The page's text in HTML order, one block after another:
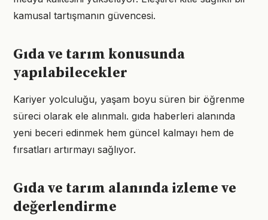
kamusal tartışmanın güvencesi.
Gıda ve tarım konusunda
yapılabilecekler
Kariyer yolculuğu, yaşam boyu süren bir öğrenme
süreci olarak ele alınmalı. gıda haberleri alanında
yeni beceri edinmek hem güncel kalmayı hem de
fırsatları artırmayı sağlıyor.
Gıda ve tarım alanında izleme ve
değerlendirme